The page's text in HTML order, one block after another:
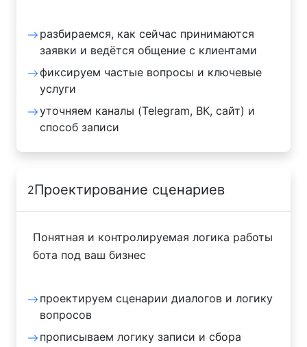
разбираемся, как сейчас принимаются
заявки и ведётся общение с клиентами
фиксируем частые вопросы и ключевые
услуги
уточняем каналы (Telegram, ВК, сайт) и
способ записи
2Проектирование сценариев
Понятная и контролируемая логика работы
бота под ваш бизнес
проектируем сценарии диалогов и логику
вопросов
прописываем логику записи и сбора